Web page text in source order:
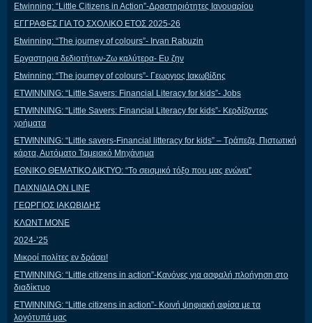
Etwinning: “Little Citizens in Action”-Δραστηριότητες Ιανουαρίου
ΕΓΓΡΑΦΕΣ ΓΙΑ ΤΟ ΣΧΟΛΙΚΟ ΕΤΟΣ 2025-26
Etwinning: “The journey of colours”- Irvan Rabuzin
Εργαστηρια δεδιοτήτων-Ζω καλύτερα- Ευ ζην
Etwinning: “The journey of colours”- Γεωργιος Ιακωβίδης
ETWINNING: “Little Savers: Financial Literacy for kids”- Jobs
ETWINNING: “Little Savers: Financial Literacy for kids”- Κερδίζοντας
χρήματα
ETWINNING: “Little savers-Financial litteracy for kids” – Τράπεζα, Πιστωτική
κάρτα, Αυτόματο Ταμειακό Μηχάνημα
ΕΘΝΙΚΟ ΘΕΜΑΤΙΚΟ ΔΙΚΤΥΟ: “Το σεισμικό τόξο που μας ενώνει”
ΠΑΙΧΝΙΔΙΑ ON LINE
ΓΕΩΡΓΙΟΣ ΙΑΚΩΒΙΔΗΣ
ΚΛΩΝΤ ΜΟΝΕ
2024-’25
Μικροί πολίτες εν δράσει!
ETWINNING: “Little citizens in action”-Κανόνες για ασφαλή πλοήγηση στο
διαδίκτυο
ETWINNING: “Little citizens in action”- Κοινή ψηφιακή αφίσα με τα
λογότυπά μας